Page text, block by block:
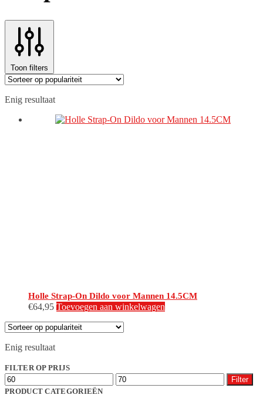
Toon filters
Enig resultaat
Holle Strap-On Dildo voor Mannen 14.5CM
€64,95 Toevoegen aan winkelwagen
Enig resultaat
FILTER OP PRIJS
Min.
prijs
Max.
prijs
Filter
PRODUCT CATEGORIEËN